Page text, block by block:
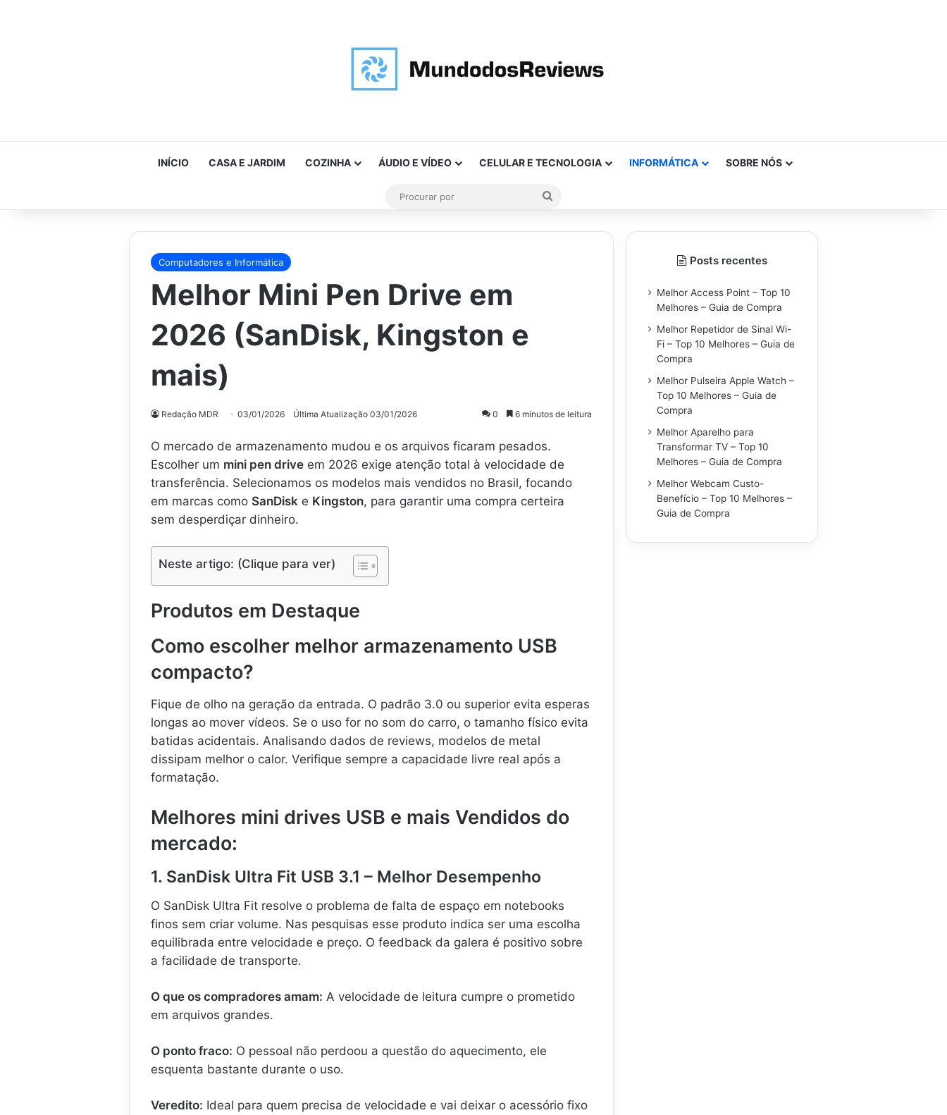
INÍCIO CASA E JARDIM COZINHA ÁUDIO E VÍDEO CELULAR E TECNOLOGIA INFORMÁTICA SOBRE NÓS
Computadores e Informática
Melhor Mini Pen Drive em
2026 (SanDisk, Kingston e
mais)
Redação MDR 03/01/2026 Última Atualização 03/01/2026 0 6 minutos de leitura
O mercado de armazenamento mudou e os arquivos ficaram pesados.
Escolher um mini pen drive em 2026 exige atenção total à velocidade de
transferência. Selecionamos os modelos mais vendidos no Brasil, focando
em marcas como SanDisk e Kingston, para garantir uma compra certeira
sem desperdiçar dinheiro.
Neste artigo: (Clique para ver)
Produtos em Destaque
Como escolher melhor armazenamento USB
compacto?
Fique de olho na geração da entrada. O padrão 3.0 ou superior evita esperas
longas ao mover vídeos. Se o uso for no som do carro, o tamanho físico evita
batidas acidentais. Analisando dados de reviews, modelos de metal
dissipam melhor o calor. Verifique sempre a capacidade livre real após a
formatação.
Melhores mini drives USB e mais Vendidos do
mercado:
1. SanDisk Ultra Fit USB 3.1 – Melhor Desempenho
O SanDisk Ultra Fit resolve o problema de falta de espaço em notebooks
finos sem criar volume. Nas pesquisas esse produto indica ser uma escolha
equilibrada entre velocidade e preço. O feedback da galera é positivo sobre
a facilidade de transporte.
O que os compradores amam: A velocidade de leitura cumpre o prometido
em arquivos grandes.
O ponto fraco: O pessoal não perdoou a questão do aquecimento, ele
esquenta bastante durante o uso.
Veredito: Ideal para quem precisa de velocidade e vai deixar o acessório fixo
Posts recentes
Melhor Access Point – Top 10
Melhores – Guia de Compra
Melhor Repetidor de Sinal Wi-
Fi – Top 10 Melhores – Guia de
Compra
Melhor Pulseira Apple Watch –
Top 10 Melhores – Guia de
Compra
Melhor Aparelho para
Transformar TV – Top 10
Melhores – Guia de Compra
Melhor Webcam Custo-
Benefício – Top 10 Melhores –
Guia de Compra